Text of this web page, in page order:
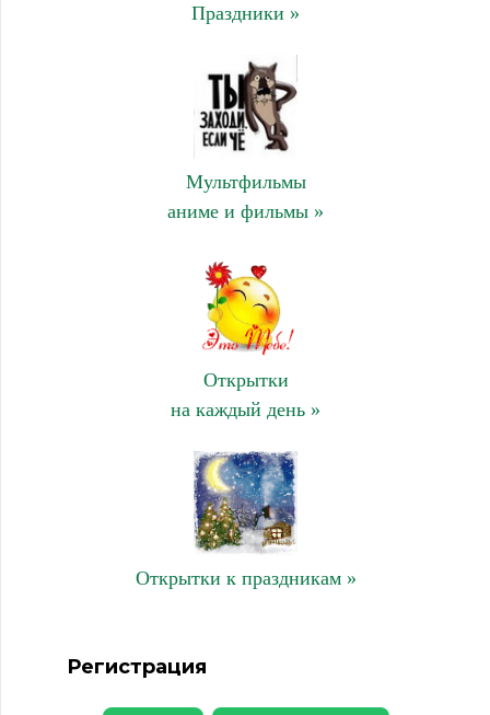
Праздники »
Мультфильмы
аниме и фильмы »
Открытки
на каждый день »
Открытки к праздникам »
Регистрация